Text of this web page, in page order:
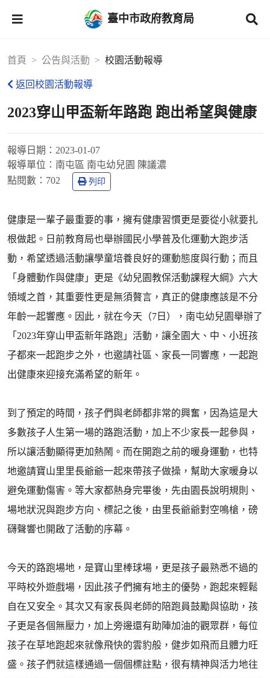
臺中市政府教育局
首頁 公告與活動 校園活動報導
返回校園活動報導
2023穿山甲盃新年路跑 跑出希望與健康
報導日期： 2023-01-07
報導單位： 南屯區 南屯幼兒園 陳議濃
點閱數： 702 列印
健康是一輩子最重要的事，擁有健康習慣更是要從小就要扎
根做起。日前教育局也舉辦國民小學普及化運動大跑步活
動，希望透過活動讓學童培養良好的運動態度與行動；而且
「身體動作與健康」更是《幼兒園教保活動課程大綱》六大
領域之首，其重要性更是無須贅言，真正的健康應該是不分
年齡一起響應。因此，就在今天（7日），南屯幼兒園舉辦了
「2023年穿山甲盃新年路跑」活動，讓全園大、中、小班孩
子都來一起跑步之外，也邀請社區、家長一同響應，一起跑
出健康來迎接充滿希望的新年。
到了預定的時間，孩子們與老師都非常的興奮，因為這是大
多數孩子人生第一場的路跑活動，加上不少家長一起參與，
所以讓活動顯得更加熱鬧。而在開跑之前的暖身運動，也特
地邀請寶山里里長爺爺一起來帶孩子做操，幫助大家暖身以
避免運動傷害。等大家都熱身完畢後，先由園長說明規則、
場地狀況與跑步方向、標記之後，由里長爺爺對空鳴槍，磅
礴聲響也開啟了活動的序幕。
今天的路跑場地，是寶山里棒球場，更是孩子最熟悉不過的
平時校外遊戲場，因此孩子們擁有地主的優勢，跑起來輕鬆
自在又安全。其次又有家長與老師的陪跑員鼓勵與協助，孩
子更是各個無壓力，加上旁邊還有助陣加油的觀眾群，每位
孩子在草地跑起來就像飛快的雲豹般，健步如飛而且體力旺
盛。孩子們就這樣通過一個個標註點，很有精神與活力地往